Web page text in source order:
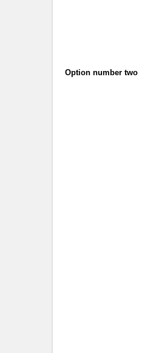
Option number two